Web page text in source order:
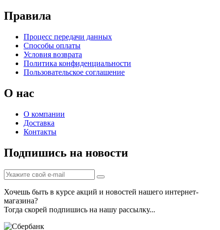
Правила
Процесс передачи данных
Способы оплаты
Условия возврата
Политика конфиденциальности
Пользовательское соглашение
О нас
О компании
Доставка
Контакты
Подпишись на новости
Хочешь быть в курсе акций и новостей нашего интернет-
магазина?
Тогда скорей подпишись на нашу рассылку...